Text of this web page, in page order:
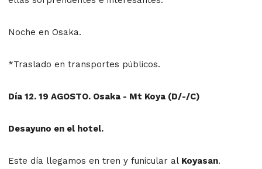
Noche en Osaka.
*Traslado en transportes públicos.
Día 12. 19 AGOSTO. Osaka - Mt Koya (D/-/C)
Desayuno en el hotel.
Este día llegamos en tren y funicular al Koyasan.